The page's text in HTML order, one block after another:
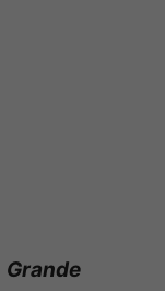
Grande